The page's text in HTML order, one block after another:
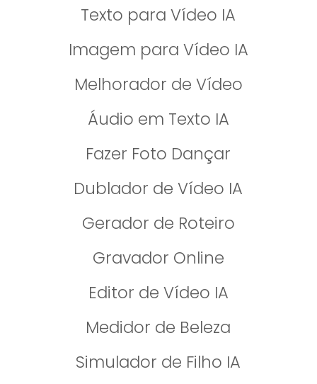
Texto para Vídeo IA
Imagem para Vídeo IA
Melhorador de Vídeo
Áudio em Texto IA
Fazer Foto Dançar
Dublador de Vídeo IA
Gerador de Roteiro
Gravador Online
Editor de Vídeo IA
Medidor de Beleza
Simulador de Filho IA